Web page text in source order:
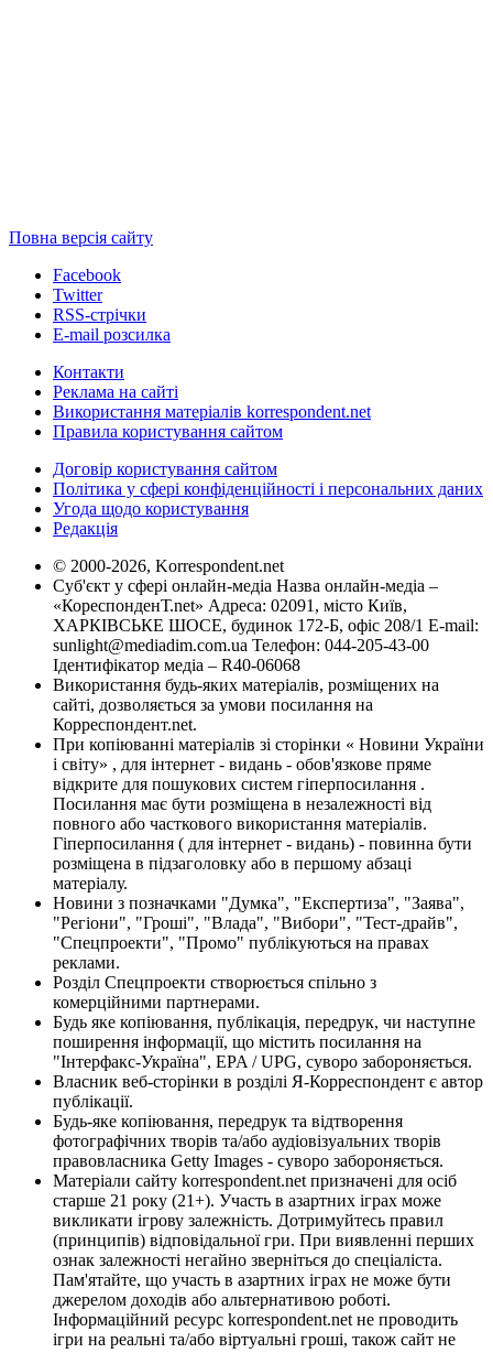
Повна версія сайту
Facebook
Twitter
RSS-стрічки
E-mail розсилка
Контакти
Реклама на сайті
Використання матеріалів korrespondent.net
Правила користування сайтом
Договір користування сайтом
Політика у сфері конфіденційності і персональних даних
Угода щодо користування
Редакція
© 2000-2026, Korrespondent.net
Суб'єкт у сфері онлайн-медіа Назва онлайн-медіа –
«КореспонденТ.net» Адреса: 02091, місто Київ,
ХАРКІВСЬКЕ ШОСЕ, будинок 172-Б, офіс 208/1 E-mail:
sunlight@mediadim.com.ua Телефон: 044-205-43-00
Ідентифікатор медіа – R40-06068
Використання будь-яких матеріалів, розміщених на
сайті, дозволяється за умови посилання на
Корреспондент.net.
При копіюванні матеріалів зі сторінки « Новини України
і світу» , для інтернет - видань - обов'язкове пряме
відкрите для пошукових систем гіперпосилання .
Посилання має бути розміщена в незалежності від
повного або часткового використання матеріалів.
Гіперпосилання ( для інтернет - видань) - повинна бути
розміщена в підзаголовку або в першому абзаці
матеріалу.
Новини з позначками "Думка", "Експертиза", "Заява",
"Регіони", "Гроші", "Влада", "Вибори", "Тест-драйв",
"Спецпроекти", "Промо" публікуються на правах
реклами.
Розділ Спецпроекти створюється спільно з
комерційними партнерами.
Будь яке копіювання, публікація, передрук, чи наступне
поширення інформації, що містить посилання на
"Інтерфакс-Україна", EPA / UPG, суворо забороняється.
Власник веб-сторінки в розділі Я-Корреспондент є автор
публікації.
Будь-яке копіювання, передрук та відтворення
фотографічних творів та/або аудіовізуальних творів
правовласника Getty Images - суворо забороняється.
Матеріали сайту korrespondent.net призначені для осіб
старше 21 року (21+). Участь в азартних іграх може
викликати ігрову залежність. Дотримуйтесь правил
(принципів) відповідальної гри. При виявленні перших
ознак залежності негайно зверніться до спеціаліста.
Пам'ятайте, що участь в азартних іграх не може бути
джерелом доходів або альтернативою роботі.
Інформаційний ресурс korrespondent.net не проводить
ігри на реальні та/або віртуальні гроші, також сайт не